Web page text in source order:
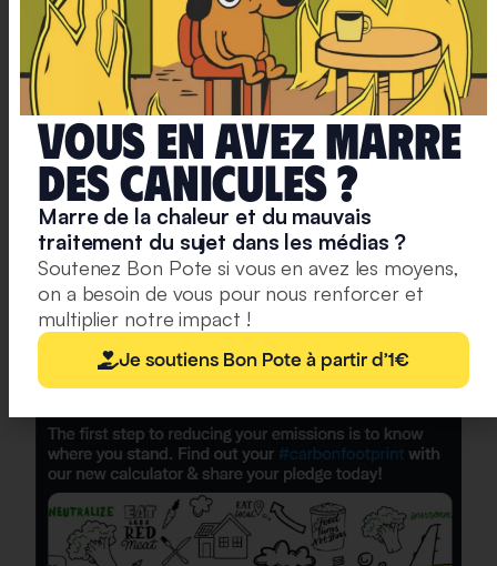
climatique , très utilisé par les climato-rassuristes, qui
sont aujourd’hui les pires ennemis de la lutte
climatique.
Notons que BP continue la même stratégie depuis
20 ans, sauf qu’aujourd’hui, c’est un véritable
massacre dans les commentaires (ce qui est une
bonne nouvelle). Si vous souhaitez vous détendre et
vous sentir un peu moins seul dans la lutte
climatique,les commentaires et les “quoted RT”
valent le détour.
Vous en avez marre
deS caniculeS ?
Marre de la chaleur et du mauvais
traitement du sujet dans les médias ?
Soutenez Bon Pote si vous en avez les moyens,
on a besoin de vous pour nous renforcer et
multiplier notre impact !
Je soutiens Bon Pote à partir d'1€